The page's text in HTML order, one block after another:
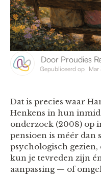
Door Proudies
Gepubliceerd op
Dat is precies waar
Henkens in hun
onderzoek (2008) op
pensioen is méér dan
psychologisch
kun je tevreden zijn
aanpassing — of